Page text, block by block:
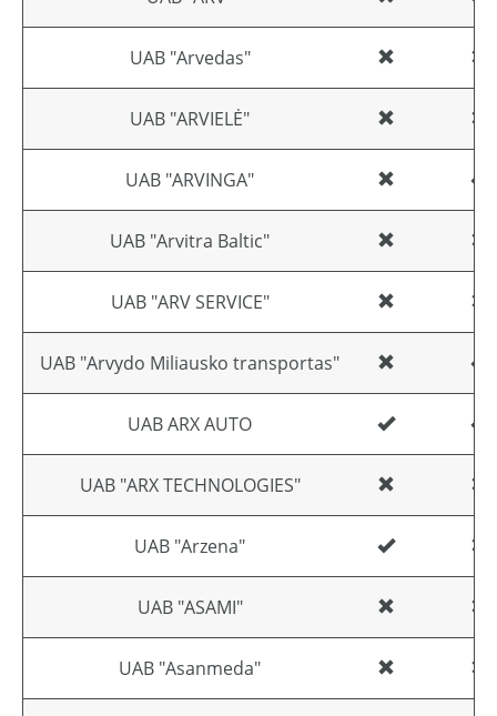
UAB "Arvedas"
UAB "ARVIELĖ"
UAB "ARVINGA"
UAB "Arvitra Baltic"
UAB "ARV SERVICE"
UAB "Arvydo Miliausko transportas"
UAB ARX AUTO
UAB "ARX TECHNOLOGIES"
UAB "Arzena"
UAB "ASAMI"
UAB "Asanmeda"